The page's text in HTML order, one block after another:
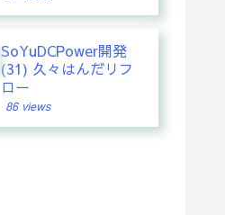
SoYuDCPower開発
(31) 久々はんだリフ
ロー
86 views